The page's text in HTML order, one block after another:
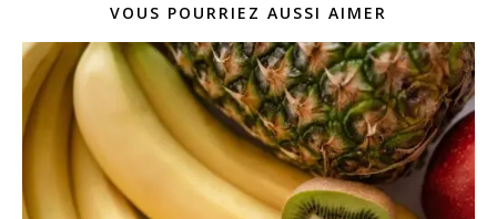
VOUS POURRIEZ AUSSI AIMER